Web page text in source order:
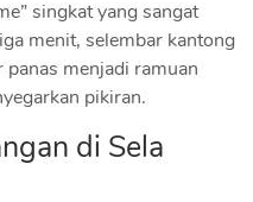
singkat yang sangat
menit, selembar kantong
menjadi ramuan
pikiran.
di Sela